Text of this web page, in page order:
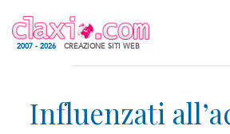
2007 - 2026 CREAZIONE SITI WEB